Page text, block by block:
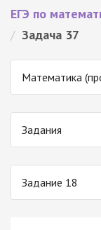
ЕГЭ по
/ Задача 37
Математика
Задания
Задание 18